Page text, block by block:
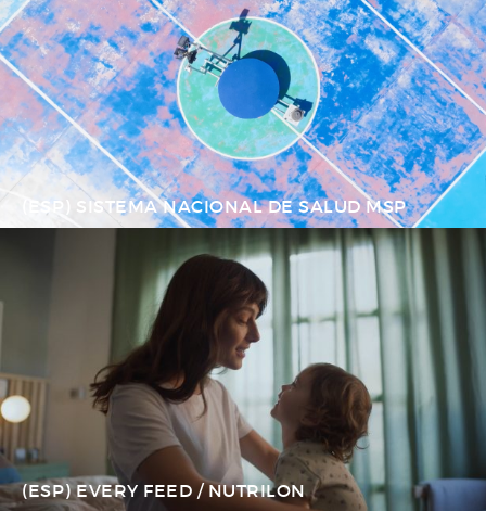
(ESP) SISTEMA NACIONAL DE SALUD MSP
(ESP) EVERY FEED / NUTRILON